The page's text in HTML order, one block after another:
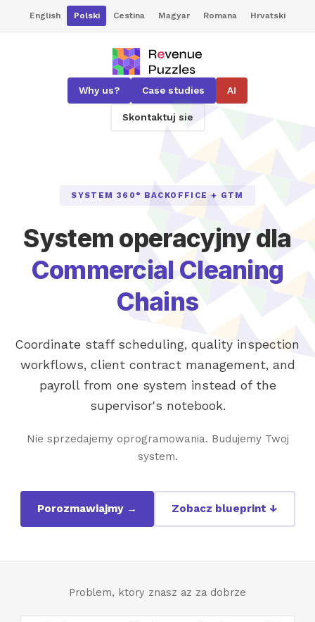
English Polski Cestina Magyar Romana Hrvatski
Why us? Case studies AI
Skontaktuj sie
SYSTEM 360° BACKOFFICE + GTM
System operacyjny dla
Commercial Cleaning
Chains
Coordinate staff scheduling, quality inspection
workflows, client contract management, and
payroll from one system instead of the
supervisor's notebook.
Nie sprzedajemy oprogramowania. Budujemy Twoj
system.
Porozmawiajmy → Zobacz blueprint ↓
Problem, ktory znasz az za dobrze